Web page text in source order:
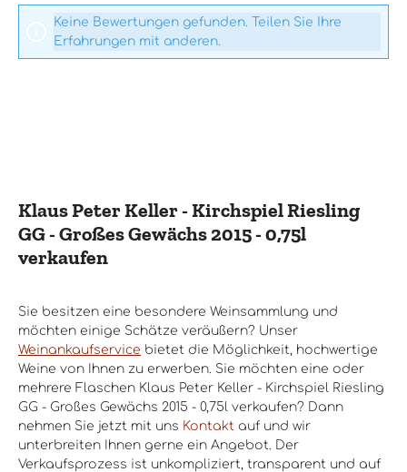
Keine Bewertungen gefunden. Teilen Sie Ihre
Erfahrungen mit anderen.
Klaus Peter Keller - Kirchspiel Riesling
GG - Großes Gewächs 2015 - 0,75l
verkaufen
Sie besitzen eine besondere Weinsammlung und
möchten einige Schätze veräußern? Unser
Weinankaufservice bietet die Möglichkeit, hochwertige
Weine von Ihnen zu erwerben. Sie möchten eine oder
mehrere Flaschen Klaus Peter Keller - Kirchspiel Riesling
GG - Großes Gewächs 2015 - 0,75l verkaufen? Dann
nehmen Sie jetzt mit uns Kontakt auf und wir
unterbreiten Ihnen gerne ein Angebot. Der
Verkaufsprozess ist unkompliziert, transparent und auf